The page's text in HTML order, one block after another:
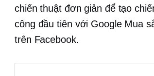
chiến thuật đơn giản để tạo
công đầu tiên với Google Mua
trên Facebook.